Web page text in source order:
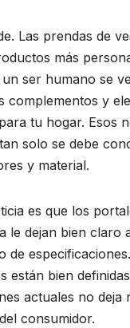
Las prendas de
más
ser humano se
complementos y
tu hogar. Esos
solo se debe
y material.
es que los
le dejan bien claro
de
están bien
actuales no deja
consumidor.